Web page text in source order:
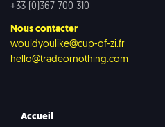
+33 (0)367 700 310
Nous contacter
wouldyoulike@cup-of-zi.fr
hello@tradeornothing.com
Accueil